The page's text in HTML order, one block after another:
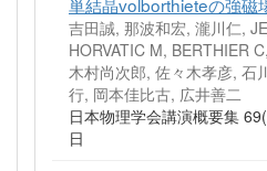
吉田誠, 那波和宏, 瀧川仁,
HORVATIC M, BERTHIER
木村尚次郎, 佐々木孝彦, 石
行, 岡本佳比古, 広井善二
日本物理学会講演概要集
日